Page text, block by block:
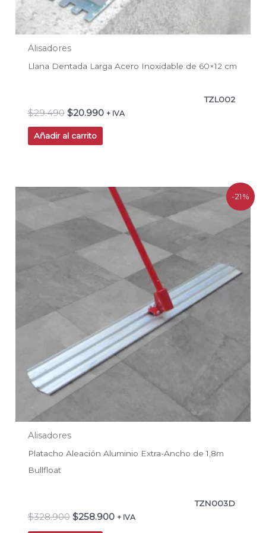
Alisadores
Llana Dentada Larga Acero Inoxidable de 60×12 cm
TZL002
$29.490 $20.990 + IVA
Añadir al carrito
-21%
Alisadores
Platacho Aleación Aluminio Extra-Ancho de 1,8m
Bullfloat
TZN003D
$328.900
$328.900.
$258.900
El
precio
actual
es:
$258.900.
+ IVA